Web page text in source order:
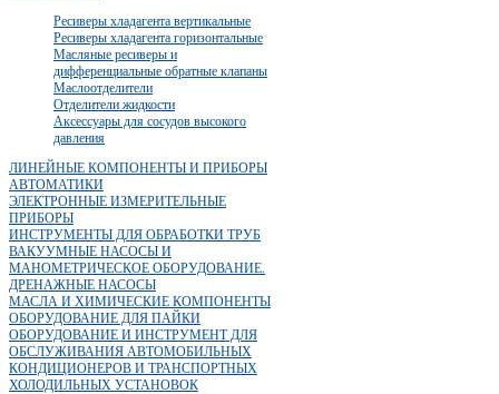
Ресиверы хладагента вертикальные
Ресиверы хладагента горизонтальные
Масляные ресиверы и
дифференциальные обратные клапаны
Маслоотделители
Отделители жидкости
Аксессуары для сосудов высокого
давления
ЛИНЕЙНЫЕ КОМПОНЕНТЫ И ПРИБОРЫ
АВТОМАТИКИ
ЭЛЕКТРОННЫЕ ИЗМЕРИТЕЛЬНЫЕ
ПРИБОРЫ
ИНСТРУМЕНТЫ ДЛЯ ОБРАБОТКИ ТРУБ
ВАКУУМНЫЕ НАСОСЫ И
МАНОМЕТРИЧЕСКОЕ ОБОРУДОВАНИЕ.
ДРЕНАЖНЫЕ НАСОСЫ
МАСЛА И ХИМИЧЕСКИЕ КОМПОНЕНТЫ
ОБОРУДОВАНИЕ ДЛЯ ПАЙКИ
ОБОРУДОВАНИЕ И ИНСТРУМЕНТ ДЛЯ
ОБСЛУЖИВАНИЯ АВТОМОБИЛЬНЫХ
КОНДИЦИОНЕРОВ И ТРАНСПОРТНЫХ
ХОЛОДИЛЬНЫХ УСТАНОВОК